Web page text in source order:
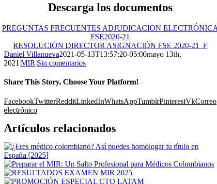
Descarga los documentos
PREGUNTAS FRECUENTES ADJUDICACION
FSE2020-21
RESOLUCIÓN DIRECTOR ASIGNACIÓN FSE 2020-21_F
Daniel Villanueva2021-05-13T13:57:20-05:00mayo 13th,
2021 |MIR|Sin comentarios
Share This Story, Choose Your Platform!
FacebookTwitterRedditLinkedInWhatsAppTumblrPinterestVkCorreo
electrónico
Artículos relacionados